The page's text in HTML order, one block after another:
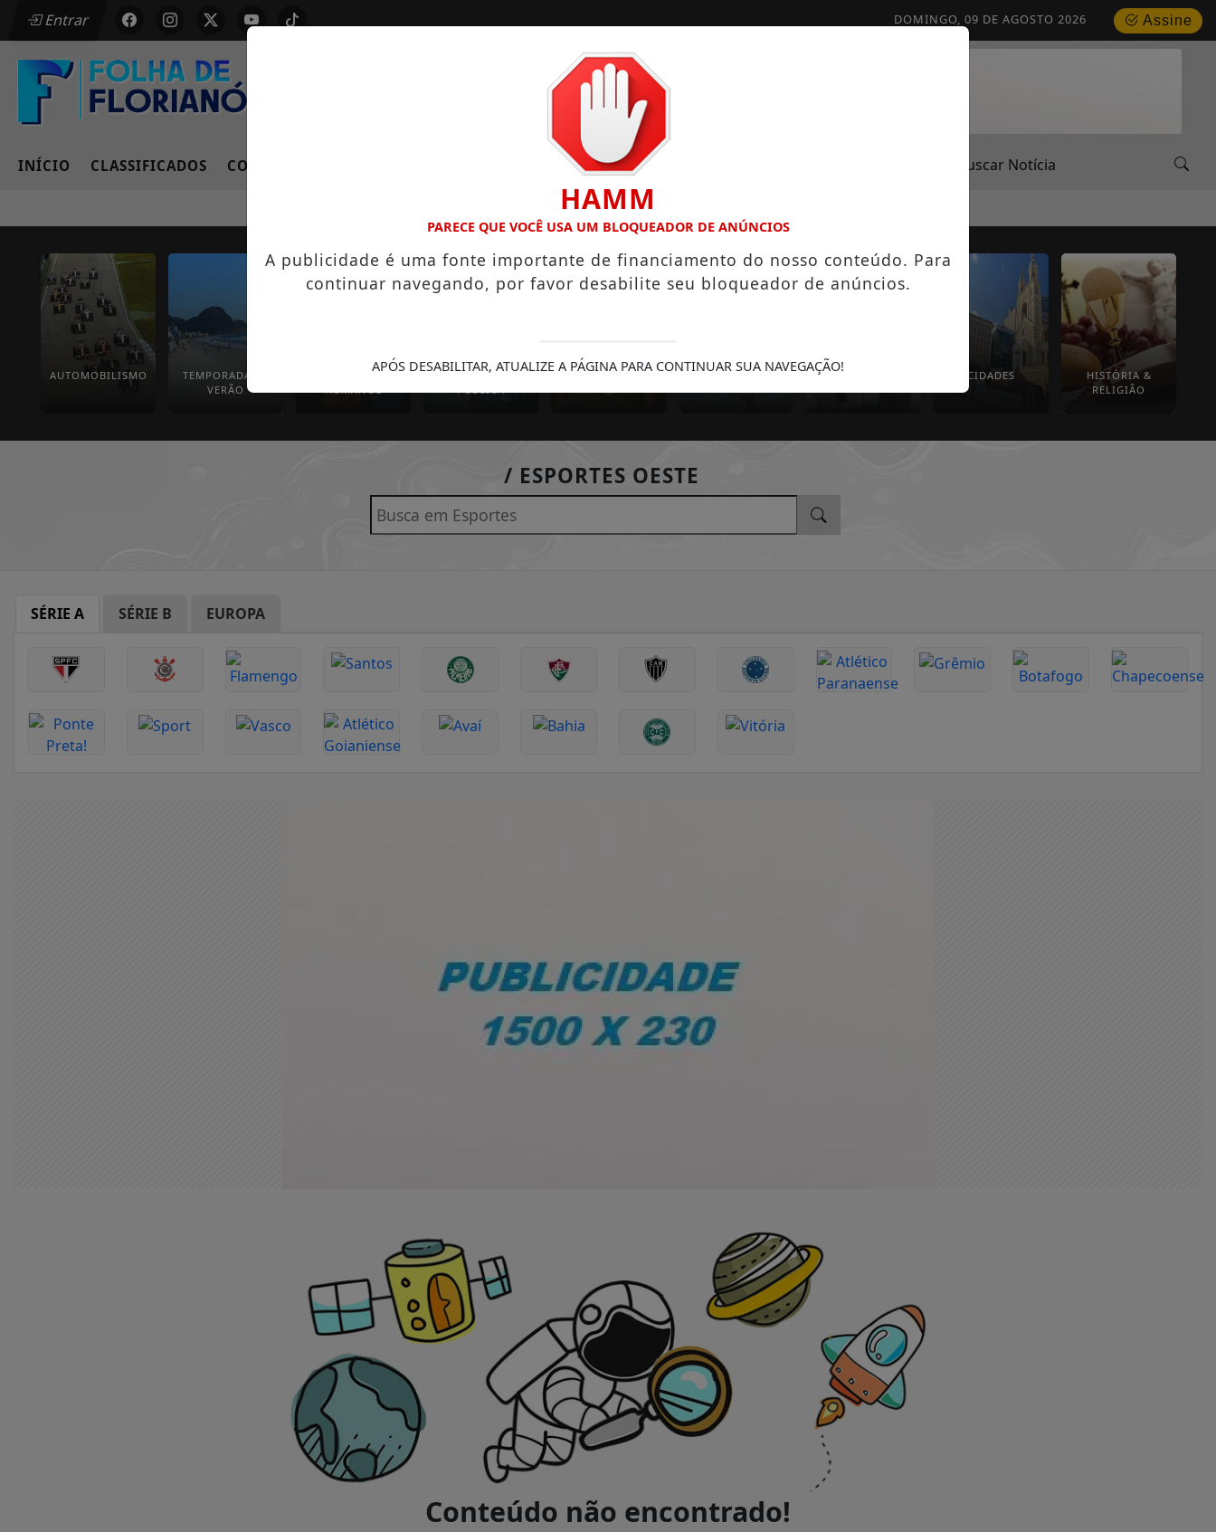
Entrar Assine
DOMINGO, 09 DE AGOSTO 2026
INÍCIO CLASSIFICADOS COLUNAS NOTÍCIAS
AUTOMOBILISMO
TEMPORADA DE
VERÃO
DIREITOS
SEGURANÇA
RECEITA LGBTQIAPN+ ENTREVISTA CIDADES
HISTÓRIA &
RELIGIÃO
/ ESPORTES OESTE
SÉRIE A SÉRIE B EUROPA
Conteúdo não encontrado!
HAMM
PARECE QUE VOCÊ USA UM BLOQUEADOR DE ANÚNCIOS
A publicidade é uma fonte importante de financiamento do nosso conteúdo. Para
continuar navegando, por favor desabilite seu bloqueador de anúncios.
APÓS DESABILITAR, ATUALIZE A PÁGINA PARA CONTINUAR SUA NAVEGAÇÃO!